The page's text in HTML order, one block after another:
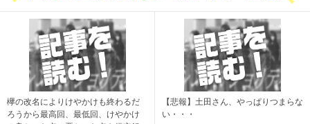
欅の改名によりけやかけも終わるだ
ろうから最高回、最低回、けやかけ
【悲報】土田さん、やっぱりつまらな
い・・・